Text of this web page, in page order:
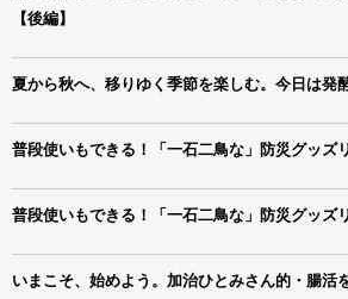
【後編】
夏から秋へ、移りゆく季節を楽しむ。今日は発
普段使いもできる！「一石二鳥な」防災グッズ
普段使いもできる！「一石二鳥な」防災グッズ
いまこそ、始めよう。加治ひとみさん的・腸活